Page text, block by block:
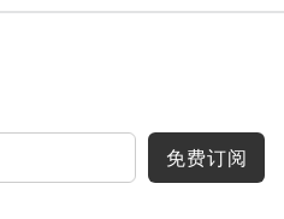
免费订阅